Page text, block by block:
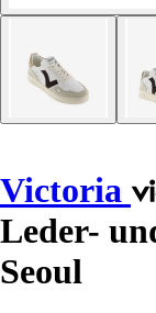
Victoria
Leder-
Seoul